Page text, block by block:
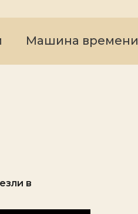
Машина времени
в